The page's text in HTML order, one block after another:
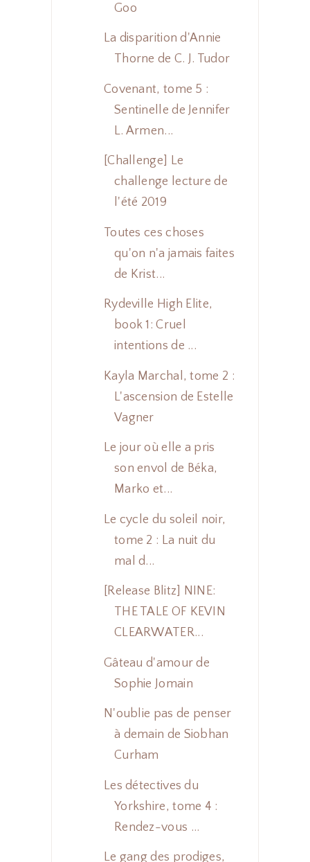
Goo
La disparition d'Annie
Thorne de C. J. Tudor
Covenant, tome 5 :
Sentinelle de Jennifer
L. Armen...
[Challenge] Le
challenge lecture de
l'été 2019
Toutes ces choses
qu'on n'a jamais faites
de Krist...
Rydeville High Elite,
book 1: Cruel
intentions de ...
Kayla Marchal, tome 2 :
L'ascension de Estelle
Vagner
Le jour où elle a pris
son envol de Béka,
Marko et...
Le cycle du soleil noir,
tome 2 : La nuit du
mal d...
[Release Blitz] NINE:
THE TALE OF KEVIN
CLEARWATER...
Gâteau d'amour de
Sophie Jomain
N'oublie pas de penser
à demain de Siobhan
Curham
Les détectives du
Yorkshire, tome 4 :
Rendez-vous ...
Le gang des prodiges,